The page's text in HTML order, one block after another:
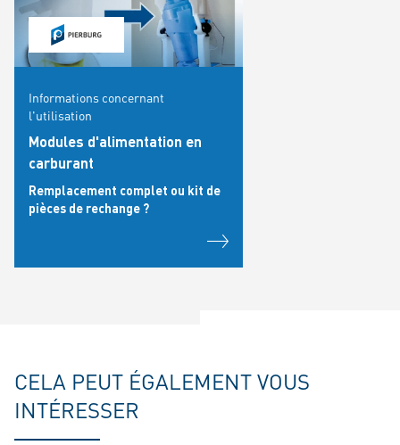
Informations concernant
l'utilisation
Modules d'alimentation en
carburant
Remplacement complet ou kit de
pièces de rechange ?
CELA PEUT ÉGALEMENT VOUS
INTÉRESSER